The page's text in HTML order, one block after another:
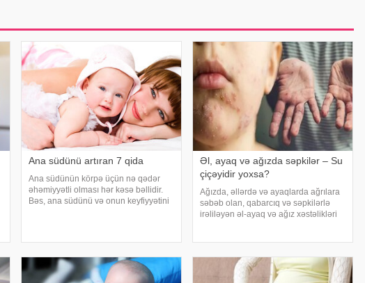
Ana südünü artıran 7 qida
Ana südünün körpə üçün nə qədər
əhəmiyyətli olması hər kəsə bəllidir.
Bəs, ana südünü və onun keyfiyyətini
Əl, ayaq və ağızda səpkilər – Su
çiçəyidir yoxsa?
Ağızda, əllərdə və ayaqlarda ağrılara
səbəb olan, qabarcıq və səpkilərlə
irəliləyən əl-ayaq və ağız xəstəlikləri